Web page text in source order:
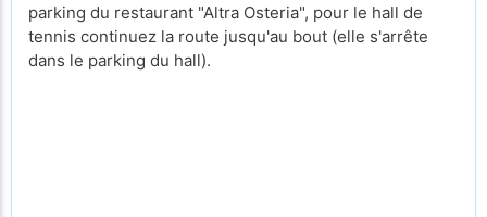
parking du restaurant "Altra Osteria", pour le hall de
tennis continuez la route jusqu'au bout (elle s'arrête
dans le parking du hall).